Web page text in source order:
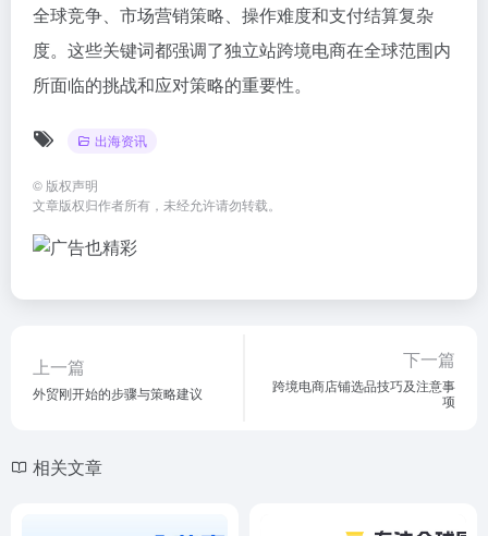
全球竞争、市场营销策略、操作难度和支付结算复杂
度。这些关键词都强调了独立站跨境电商在全球范围内
所面临的挑战和应对策略的重要性。
出海资讯
© 版权声明
文章版权归作者所有，未经允许请勿转载。
上一篇
外贸刚开始的步骤与策略建议
下一篇
跨境电商店铺选品技巧及注意事
项
相关文章